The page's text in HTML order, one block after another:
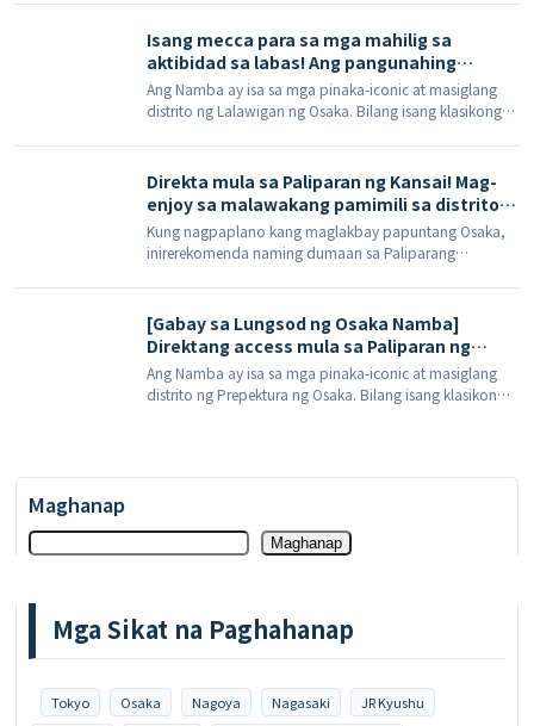
'Umeda' ay higit pa sa isang paraiso para sa mga
mahilig sa pagkain […]
Isang mecca para sa mga mahilig sa
aktibidad sa labas! Ang pangunahing
tindahan ng 'Alpen Outdoors' sa Namba
PARKS ay dapat bisitahin, na nag-aalok ng
regalo ng Ghibli at Sanrio.
Ang Namba ay isa sa mga pinaka-iconic at masiglang
distrito ng Lalawigan ng Osaka. Bilang isang klasikong
ang isinasama ito sa kanilang itineraryo. Ang Namba
PARKS ay isang […]
Direkta mula sa Paliparan ng Kansai! Mag-
enjoy sa malawakang pamimili sa distrito
ng Namba sa Osaka!
Kung nagpaplano kang maglakbay papuntang Osaka,
inirerekomenda naming dumaan sa Paliparang
namin ang mga destinasyong […] na maaabot sa
pamamagitan ng pagsasakay sa 'Rapi:t' na limited
express train mula sa Paliparang Pandaigdig ng Kansai.
[Gabay sa Lungsod ng Osaka Namba]
Direktang access mula sa Paliparan ng
Kansai! Dapat bisitahin ang Mont-Bell at
mga tindahan ng ski gear, pati na rin ang
Ang Namba ay isa sa mga pinaka-iconic at masiglang
distrito ng Prepektura ng Osaka. Bilang isang klasikong
Maghanap
Maghanap
Mga Sikat na Paghahanap
Tokyo Osaka Nagoya Nagasaki
JR Kyushu